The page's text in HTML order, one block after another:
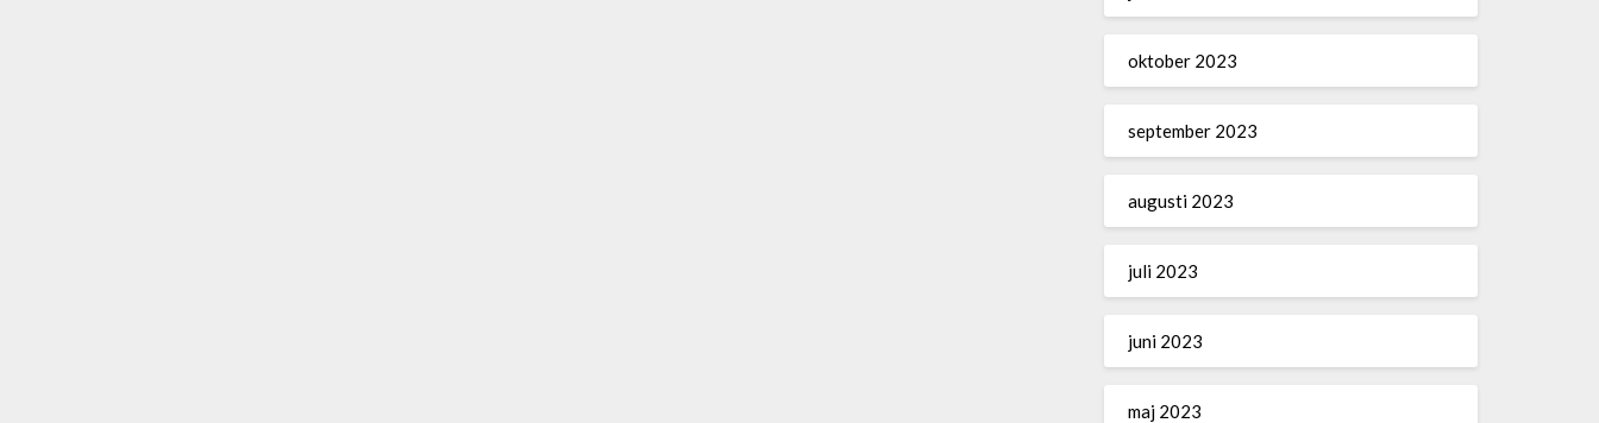
oktober 2023
september 2023
augusti 2023
juli 2023
juni 2023
maj 2023